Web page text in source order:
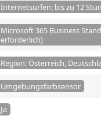
Internetsurfen: bis zu 12
Microsoft 365 Business
erforderlich)
Region: Österreich,
Umgebungsfarbsensor
Ja